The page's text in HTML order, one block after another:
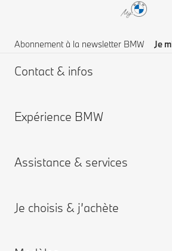
Abonnement à la newsletter BMW Je
Contact & infos
Aide & Contact
Assistance routière
Expérience BMW
Carrières chez BMW
Assistance & services
Je réserve un rendez-vous entretien
Je choisis & j’achète